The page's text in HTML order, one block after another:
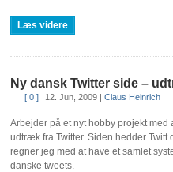
Læs videre
Ny dansk Twitter side –
[ 0 ] 12. Jun, 2009 |Claus Heinrich
Arbejder på et nyt hobby projekt med
udtræk fra Twitter. Siden hedder
regner jeg med at have et samlet
danske tweets.